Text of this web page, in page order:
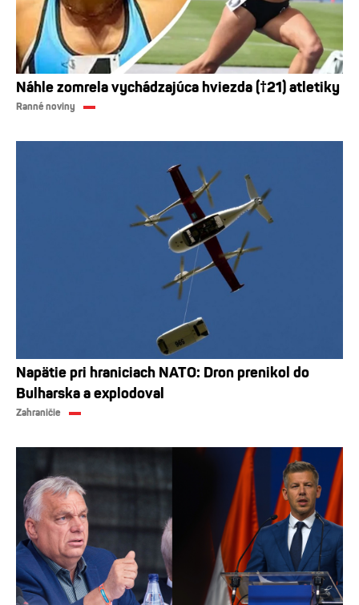
Náhle zomrela vychádzajúca hviezda (†21) atletiky
Ranné noviny
Napätie pri hraniciach NATO: Dron prenikol do
Bulharska a explodoval
Zahraničie